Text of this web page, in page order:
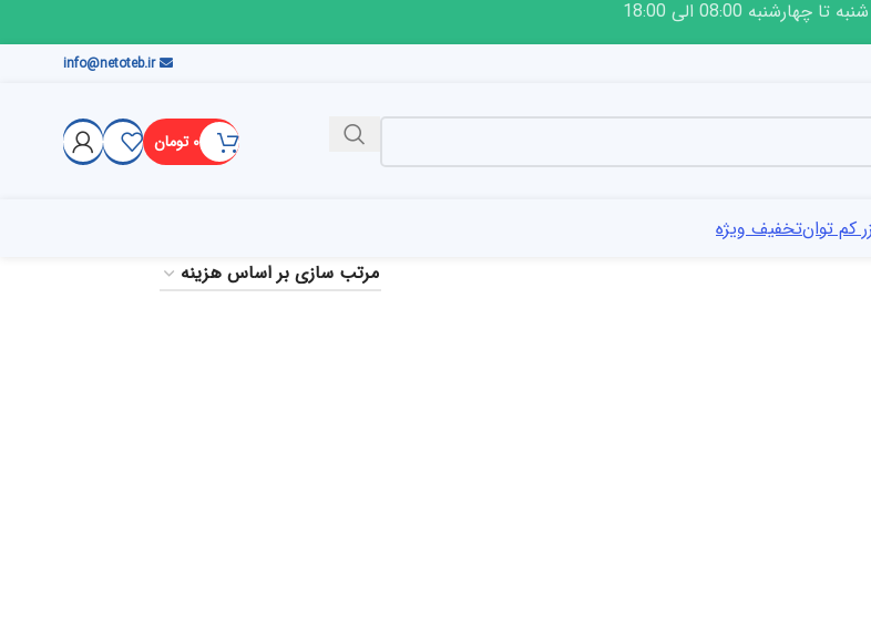
08:00 الی 18:00
info@netoteb.ir
۰ تومان
کم توانتخفیف ویژه